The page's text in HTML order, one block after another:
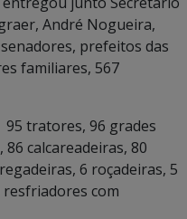
André Nogueira,
prefeitos das
familiares, 567
tratores, 96 grades
calcareadeiras, 80
6 roçadeiras, 5
com